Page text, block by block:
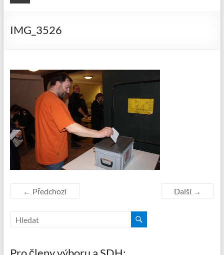
IMG_3526
← Předchozí Další →